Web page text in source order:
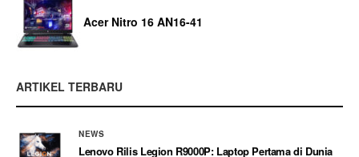
Acer Nitro 16 AN16-41
ARTIKEL TERBARU
NEWS
Lenovo Rilis Legion R9000P: Laptop Pertama di Dunia